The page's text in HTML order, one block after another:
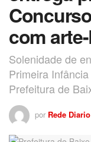
com
Solenidade de
Primeira
Prefeitura de
por Rede